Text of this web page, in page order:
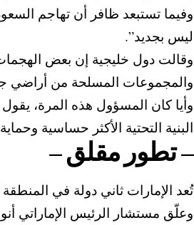
وفيما تستبعد ظافر أن تهاجم
ليس بجديد”.
وقالت دول خليجية إن بعض
والمجموعات المسلحة من أراضي
وأيا كان المسؤول هذه المرة،
البنية التحتية الأكثر حساسية
– تطور مقلق –
تُعد الإمارات ثاني دولة في
وعلّق مستشار الرئيس الإماراتي